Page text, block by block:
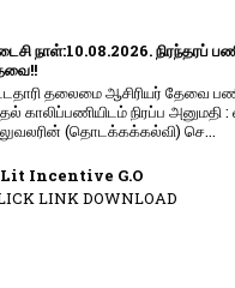
நாள்:10.08.2026. நிரந்தரப்
தலைமை ஆசிரியர் தேவை
காலிப்பணியிடம் நிரப்ப
(தொடக்கக்கல்வி) செ...
Incentive G.O
LINK DOWNLOAD